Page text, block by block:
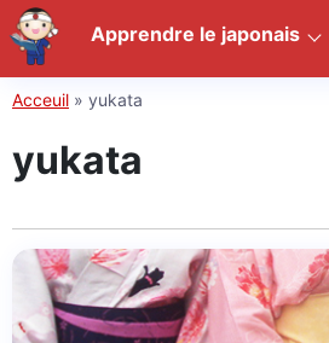
Acceuil » yukata
yukata
Apprendre le japonais